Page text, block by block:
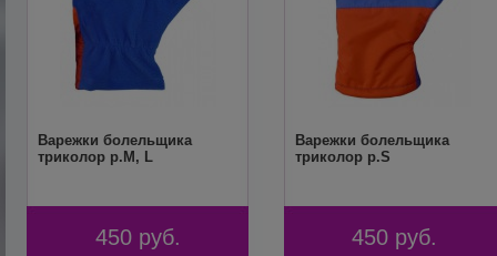
Варежки болельщика
триколор р.М, L
450 руб.
Варежки болельщика
триколор р.S
450 руб.